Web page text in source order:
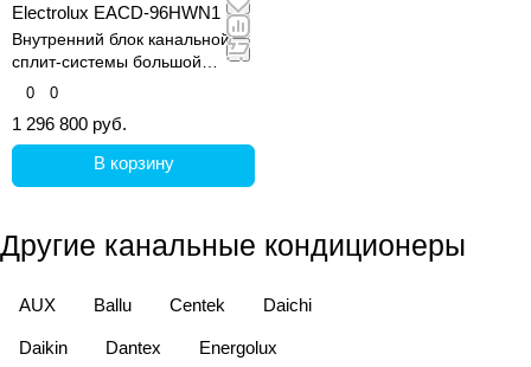
Electrolux EACD-96HWN1
Внутренний блок канальной
сплит-системы большой
мощности EACD
0 0
1 296 800 руб.
В корзину
Другие канальные кондиционеры
AUX Ballu Centek Daichi
Daikin Dantex Energolux